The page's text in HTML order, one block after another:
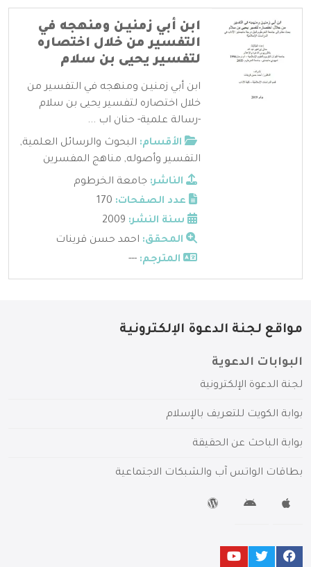
ابن أبي زمنيـن ومنهجه في
التفسير من خلال اختصاره
لتفسير يحيى بن سلام
ابن أبي زمنيـن ومنهجه في التفسير من
خلال اختصاره لتفسير يحيى بن سلام
-رسالة علمية- حنان اب ...
الأقسام: البحوث والرسائل العلمية,
التفسير وأصوله, مناهج المفسرين
الناشر: جامعة الخرطوم
عدد الصفحات:
سنة النشر:
المحقق: احمد حسن قرينات
المترجم: ---
مواقع لجنة الدعوة الإلكترونية
البوابات الدعوية
لجنة الدعوة الإلكترونية
بوابة الكويت للتعريف بالإسلام
بوابة الباحث عن الحقيقة
بطاقات الواتس آب والشبكات الاجتماعية